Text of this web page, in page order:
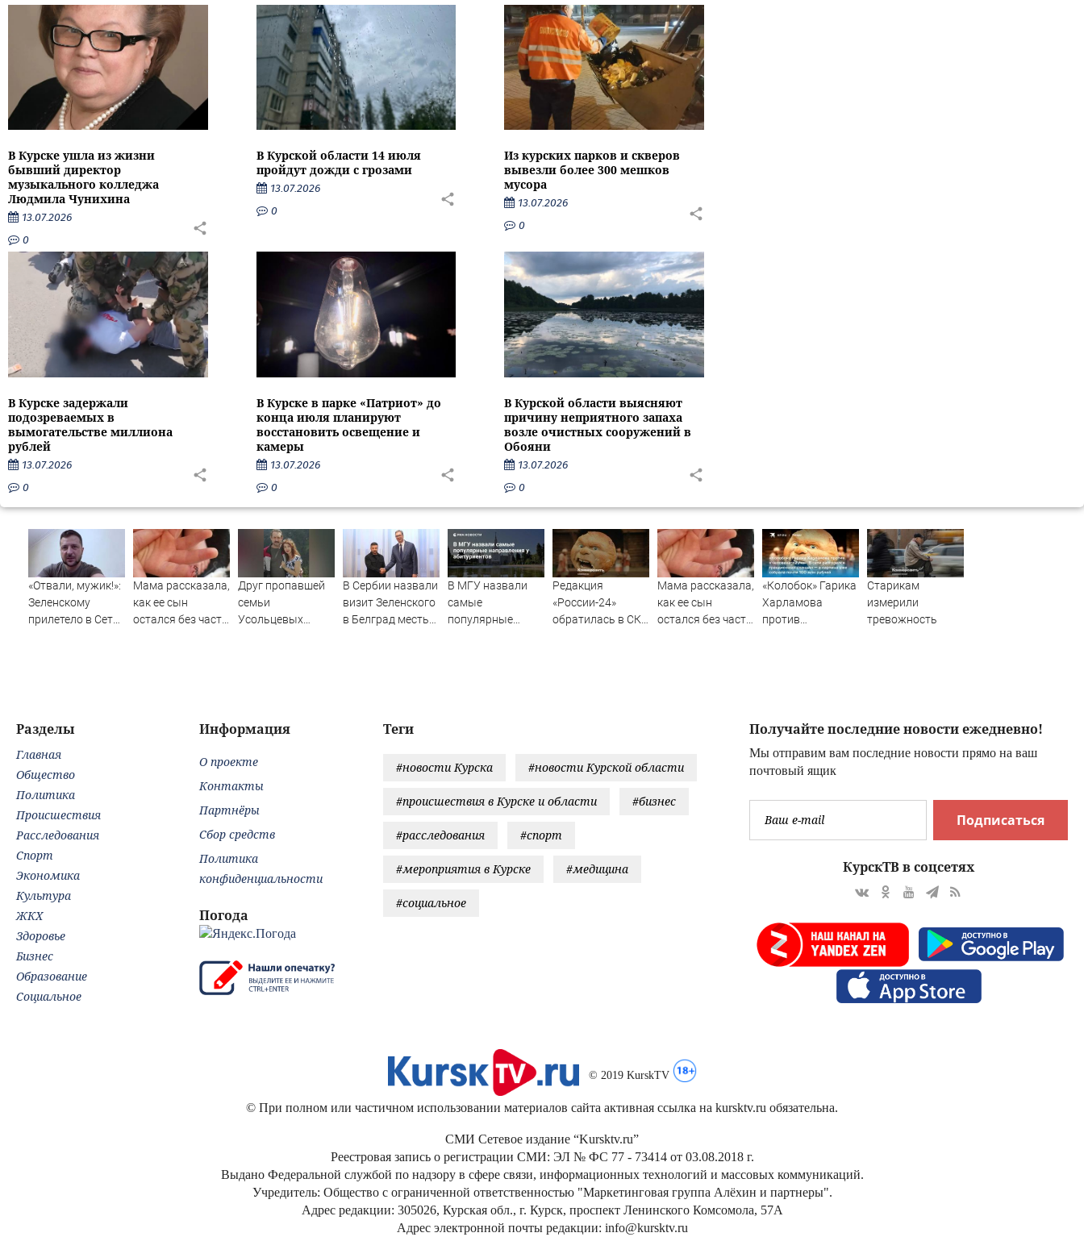
В Курске ушла из жизни
бывший директор
музыкального колледжа
Людмила Чунихина
13.07.2026
0
В Курской области 14 июля
пройдут дожди с грозами
13.07.2026
0
Из курских парков и скверов
вывезли более 300 мешков
мусора
13.07.2026
0
В Курске задержали
подозреваемых в
вымогательстве миллиона
рублей
13.07.2026
0
В Курске в парке «Патриот» до
конца июля планируют
восстановить освещение и
камеры
13.07.2026
0
В Курской области выясняют
причину неприятного запаха
возле очистных сооружений в
Обояни
13.07.2026
0
«Отвали, мужик!»:
Зеленскому
прилетело в Сети
Мама рассказала,
как ее сын
остался без части
Друг пропавшей
семьи
Усольцевых
В Сербии назвали
визит Зеленского
в Белград местью
В МГУ назвали
самые
популярные
Редакция
«России-24»
обратилась в СКР
Мама рассказала,
как ее сын
остался без части
«Колобок» Гарика
Харламова
против
собрала почти
100 млн рублей
Старикам
измерили
тревожность
Получайте последние новости ежедневно!
Мы отправим вам последние новости прямо на ваш
почтовый ящик
Подписаться
КурскТВ в соцсетях
Теги
#новости Курска #новости Курской области
#происшествия в Курске и области #бизнес
#расследования #спорт
#мероприятия в Курске #медицина
#социальное
Разделы
Главная
Общество
Политика
Происшествия
Расследования
Спорт
Экономика
Культура
ЖКХ
Здоровье
Бизнес
Образование
Социальное
Информация
О проекте
Контакты
Партнёры
Сбор средств
Политика
конфиденциальности
Погода
© 2019 KurskTV
© При полном или частичном использовании материалов сайта активная ссылка на kursktv.ru обязательна.
СМИ Сетевое издание “Kursktv.ru”
Реестровая запись о регистрации СМИ: ЭЛ № ФС 77 - 73414 от 03.08.2018 г.
Выдано Федеральной службой по надзору в сфере связи, информационных технологий и массовых коммуникаций.
Учредитель: Общество с ограниченной ответственностью "Маркетинговая группа Алёхин и партнеры".
Адрес редакции: 305026, Курская обл., г. Курск, проспект Ленинского Комсомола, 57А
Адрес электронной почты редакции: info@kursktv.ru